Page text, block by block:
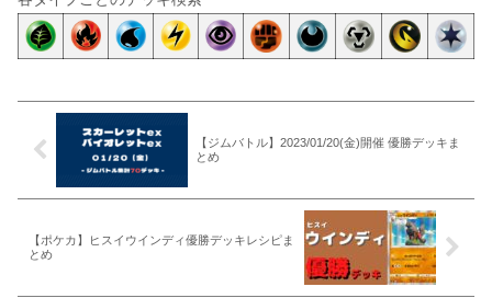
【ジムバトル】2023/01/20(金)開催 優勝デッキま
とめ
【ポケカ】ヒスイウインディ優勝デッキレシピま
とめ